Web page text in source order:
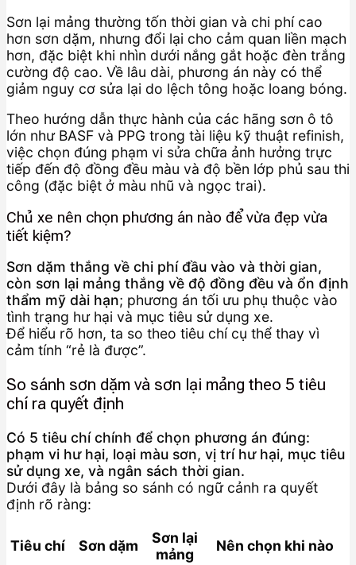
Sơn lại mảng thường tốn thời gian và chi phí cao
hơn sơn dặm, nhưng đổi lại cho cảm quan liền mạch
hơn, đặc biệt khi nhìn dưới nắng gắt hoặc đèn trắng
cường độ cao. Về lâu dài, phương án này có thể
giảm nguy cơ sửa lại do lệch tông hoặc loang bóng.
Theo hướng dẫn thực hành của các hãng sơn ô tô
lớn như BASF và PPG trong tài liệu kỹ thuật refinish,
việc chọn đúng phạm vi sửa chữa ảnh hưởng trực
tiếp đến độ đồng đều màu và độ bền lớp phủ sau thi
công (đặc biệt ở màu nhũ và ngọc trai).
Chủ xe nên chọn phương án nào để vừa đẹp vừa
tiết kiệm?
Sơn dặm thắng về chi phí đầu vào và thời gian,
còn sơn lại mảng thắng về độ đồng đều và ổn định
thẩm mỹ dài hạn; phương án tối ưu phụ thuộc vào
tình trạng hư hại và mục tiêu sử dụng xe.
Để hiểu rõ hơn, ta so theo tiêu chí cụ thể thay vì
cảm tính “rẻ là được”.
So sánh sơn dặm và sơn lại mảng theo 5 tiêu
chí ra quyết định
Có 5 tiêu chí chính để chọn phương án đúng:
phạm vi hư hại, loại màu sơn, vị trí hư hại, mục tiêu
sử dụng xe, và ngân sách thời gian.
Dưới đây là bảng so sánh có ngữ cảnh ra quyết
định rõ ràng:
Tiêu chí Sơn dặm
Sơn lại
mảng
Nên chọn khi nào